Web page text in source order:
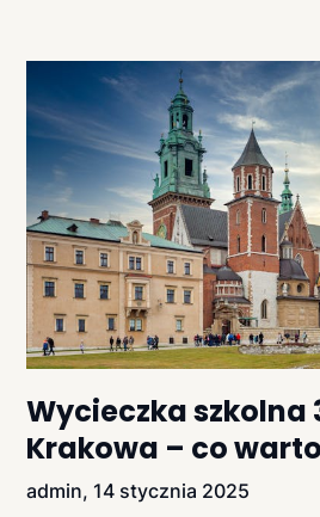
Wycieczka szkolna
Krakowa – co
admin, 14 stycznia 2025